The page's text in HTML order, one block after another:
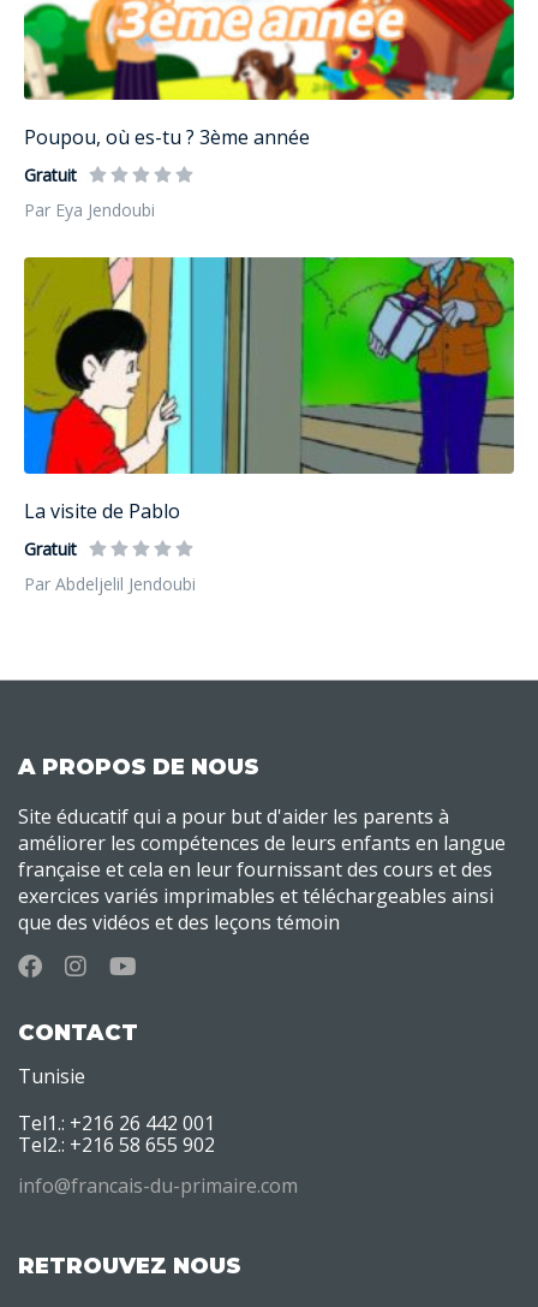
Poupou, où es-tu ? 3ème année
Gratuit
Par Eya Jendoubi
La visite de Pablo
Gratuit
Par Abdeljelil Jendoubi
A PROPOS DE NOUS
Site éducatif qui a pour but d'aider les parents à
améliorer les compétences de leurs enfants en langue
française et cela en leur fournissant des cours et des
exercices variés imprimables et téléchargeables ainsi
que des vidéos et des leçons témoin
CONTACT
Tunisie
Tel1.: +216 26 442 001
Tel2.: +216 58 655 902
info@francais-du-primaire.com
RETROUVEZ NOUS